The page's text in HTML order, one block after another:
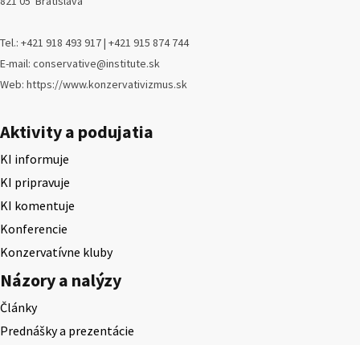
Tel.: +421 918 493 917 | +421 915 874 744
E-mail: conservative@institute.sk
Web: https://www.konzervativizmus.sk
Aktivity a podujatia
KI informuje
KI pripravuje
KI komentuje
Konferencie
Konzervatívne kluby
Názory a nalýzy
Články
Prednášky a prezentácie